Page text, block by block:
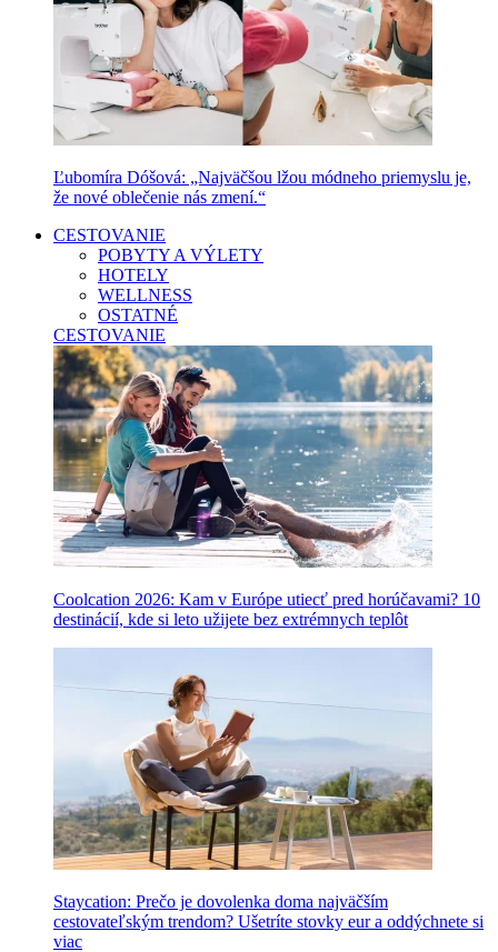
Ľubomíra Dóšová: „Najväčšou lžou módneho priemyslu je,
že nové oblečenie nás zmení.“
CESTOVANIE
POBYTY A VÝLETY
HOTELY
WELLNESS
OSTATNÉ
CESTOVANIE
Coolcation 2026: Kam v Európe utiecť pred horúčavami? 10
destinácií, kde si leto užijete bez extrémnych teplôt
Staycation: Prečo je dovolenka doma najväčším
cestovateľským trendom? Ušetríte stovky eur a oddýchnete si
viac